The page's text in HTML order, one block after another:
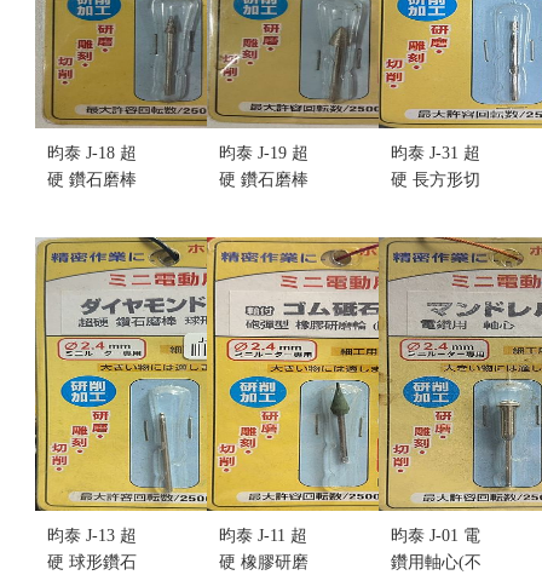
昀泰 J-18 超
硬 鑽石磨棒
(不挑盒況)
售價:55
昀泰 J-19 超
硬 鑽石磨棒
挑盒況)
售價:55
昀泰 J-31 超
硬 長方形切
盒況)
售價:55
昀泰 J-13 超
硬 球形鑽石
昀泰 J-11 超
硬 橡膠研磨
昀泰 J-01 電
鑽用軸心(不